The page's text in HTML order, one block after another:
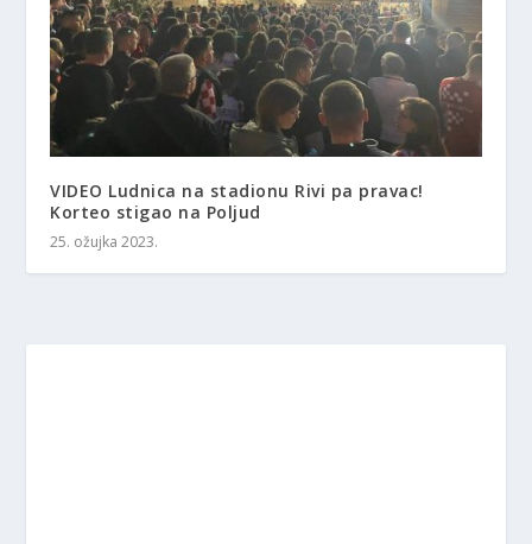
VIDEO Ludnica na stadionu Rivi pa pravac!
Korteo stigao na Poljud
25. ožujka 2023.